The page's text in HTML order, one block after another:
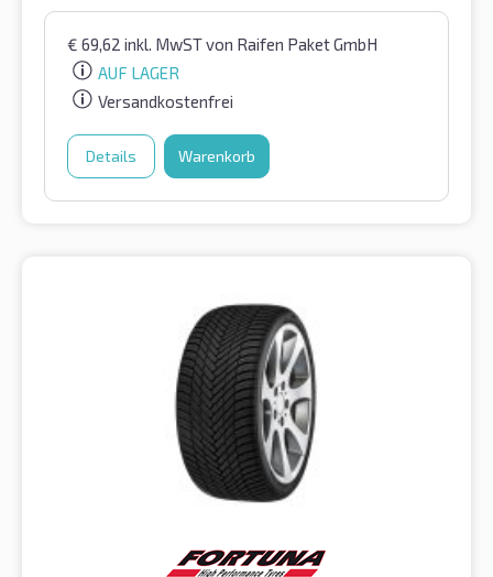
€ 69,62 inkl. MwSTvon Raifen Paket GmbH
AUF LAGER
Versandkostenfrei
Details Warenkorb